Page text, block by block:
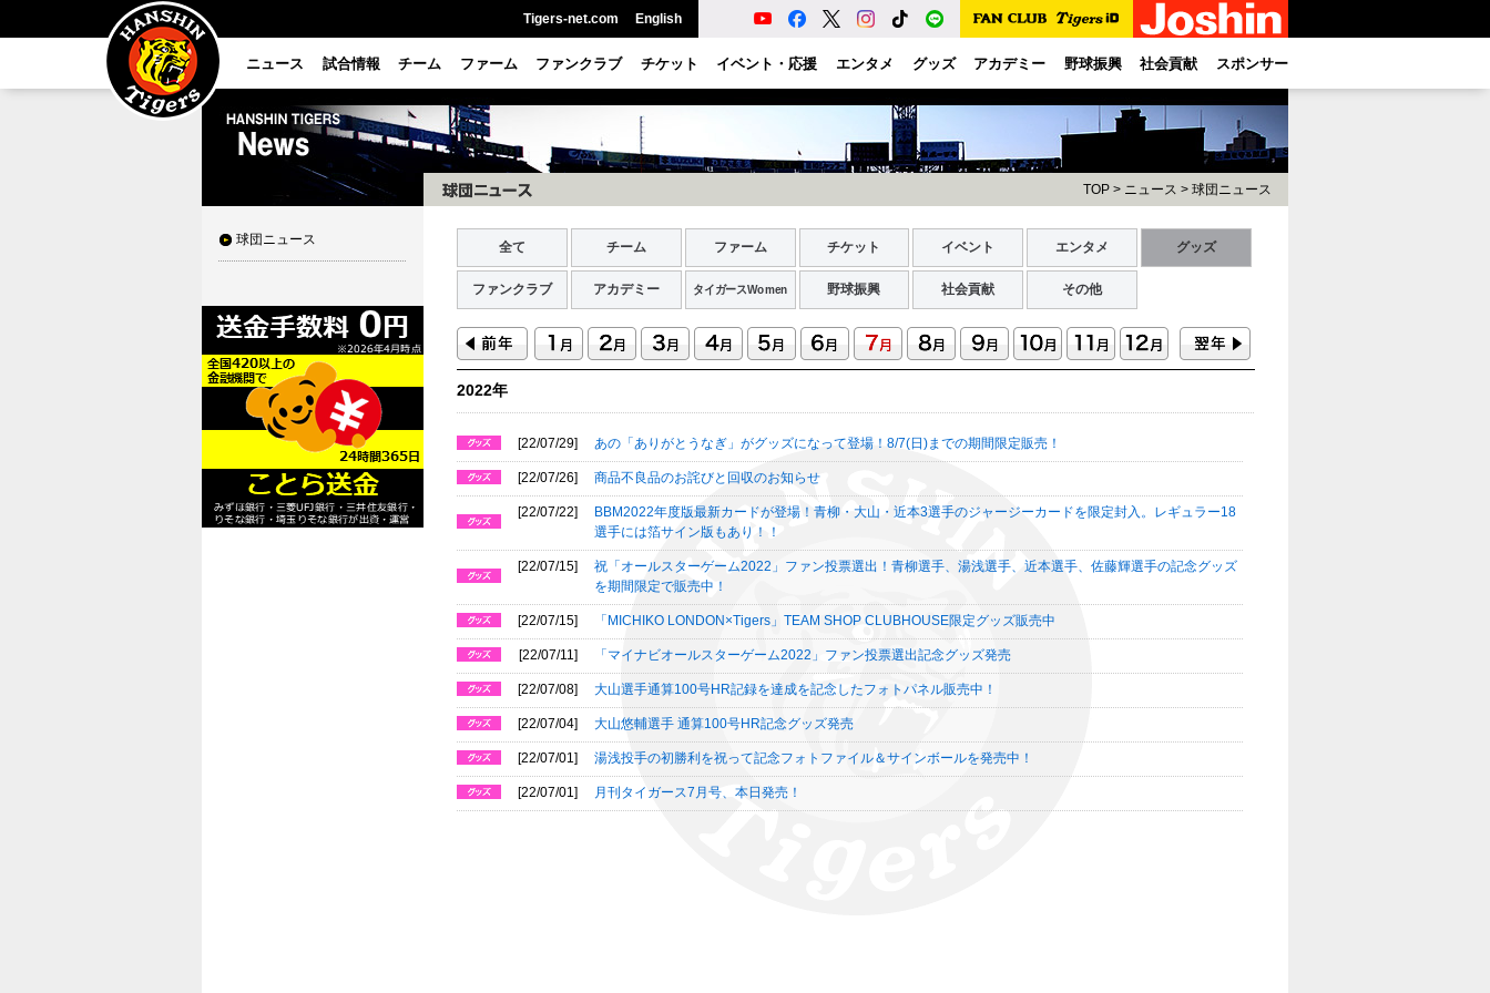
Tigers-net.com English
ニュース 試合情報 チーム ファーム ファンクラブ チケット イベント・応援 エンタメ グッズ アカデミー 野球振興 社会貢献 スポンサー
球団ニュース
TOP > ニュース > 球団ニュース
全て チーム ファーム チケット イベント エンタメ グッズ
ファンクラブ アカデミー タイガースWomen 野球振興 社会貢献 その他
2022年
[22/07/29] あの「ありがとうなぎ」がグッズになって登場！8/7(日)までの期間限定販売！
[22/07/26] 商品不良品のお詫びと回収のお知らせ
[22/07/22]
BBM2022年度版最新カードが登場！青柳・大山・近本3選手のジャージーカードを限定封入。レギュラー18
選手には箔サイン版もあり！！
[22/07/15]
祝「オールスターゲーム2022」ファン投票選出！青柳選手、湯浅選手、近本選手、佐藤輝選手の記念グッズ
を期間限定で販売中！
[22/07/15] 「MICHIKO LONDON×Tigers」TEAM SHOP CLUBHOUSE限定グッズ販売中
[22/07/11] 「マイナビオールスターゲーム2022」ファン投票選出記念グッズ発売
[22/07/08] 大山選手通算100号HR記録を達成を記念したフォトパネル販売中！
[22/07/04] 大山悠輔選手 通算100号HR記念グッズ発売
[22/07/01] 湯浅投手の初勝利を祝って記念フォトファイル＆サインボールを発売中！
[22/07/01] 月刊タイガース7月号、本日発売！